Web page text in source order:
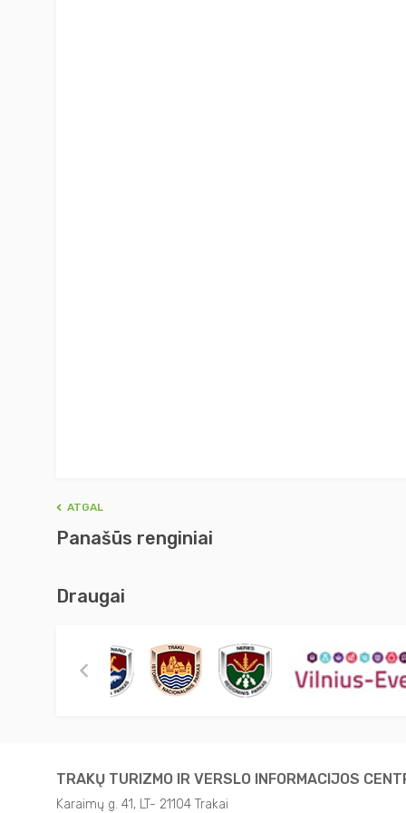
ATGAL
Panašūs renginiai
Draugai
TRAKŲ TURIZMO IR VERSLO INFORMACIJOS
Karaimų g. 41, LT- 21104 Trakai